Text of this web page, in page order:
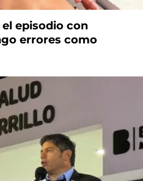
episodio con
errores como